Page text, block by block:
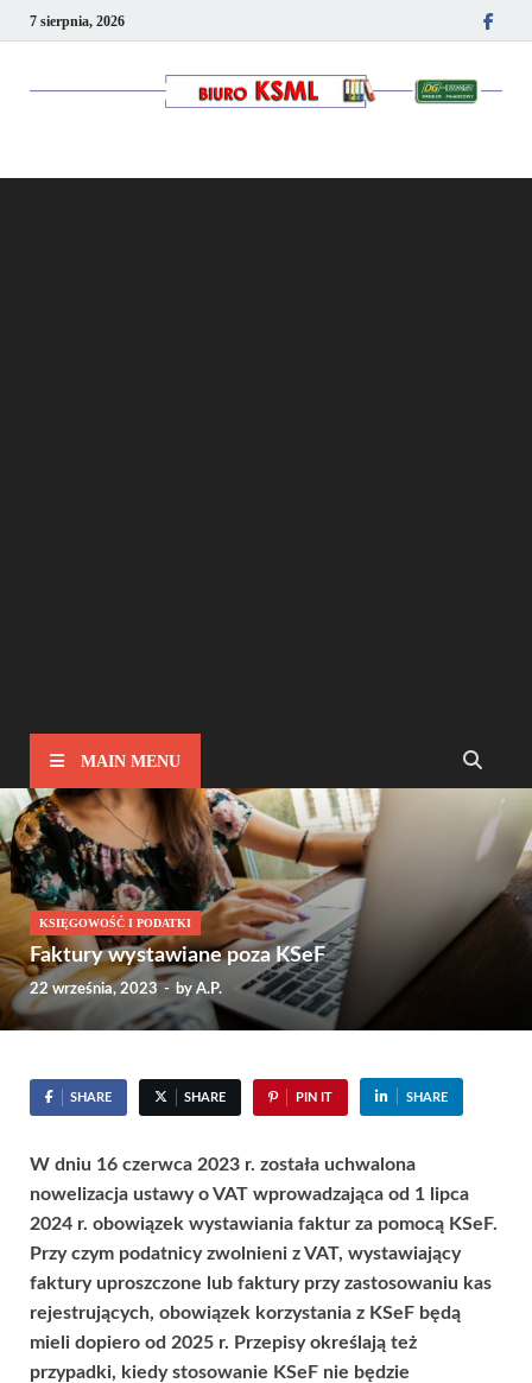
7 sierpnia, 2026
MAIN MENU
KSIĘGOWOŚĆ I PODATKI
Faktury wystawiane poza KSeF
22 września, 2023 - by A.P.
SHARE SHARE PIN IT SHARE
W dniu 16 czerwca 2023 r. została uchwalona
nowelizacja ustawy o VAT wprowadzająca od 1 lipca
2024 r. obowiązek wystawiania faktur za pomocą KSeF.
Przy czym podatnicy zwolnieni z VAT, wystawiający
faktury uproszczone lub faktury przy zastosowaniu kas
rejestrujących, obowiązek korzystania z KSeF będą
mieli dopiero od 2025 r. Przepisy określają też
przypadki, kiedy stosowanie KSeF nie będzie